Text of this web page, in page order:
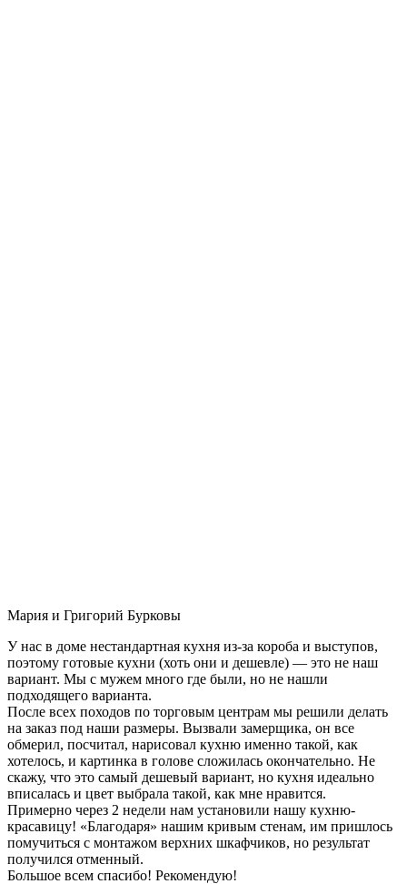
Мария и Григорий Бурковы
У нас в доме нестандартная кухня из-за короба и выступов,
поэтому готовые кухни (хоть они и дешевле) — это не наш
вариант. Мы с мужем много где были, но не нашли
подходящего варианта.
После всех походов по торговым центрам мы решили делать
на заказ под наши размеры. Вызвали замерщика, он все
обмерил, посчитал, нарисовал кухню именно такой, как
хотелось, и картинка в голове сложилась окончательно. Не
скажу, что это самый дешевый вариант, но кухня идеально
вписалась и цвет выбрала такой, как мне нравится.
Примерно через 2 недели нам установили нашу кухню-
красавицу! «Благодаря» нашим кривым стенам, им пришлось
помучиться с монтажом верхних шкафчиков, но результат
получился отменный.
Большое всем спасибо! Рекомендую!